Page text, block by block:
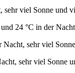
sehr viel Sonne und
24 °C in der
Nacht, sehr viel
sehr viel Sonne